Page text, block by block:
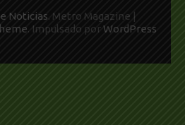
Noticias. Metro Magazine |
. Impulsado porWordPress